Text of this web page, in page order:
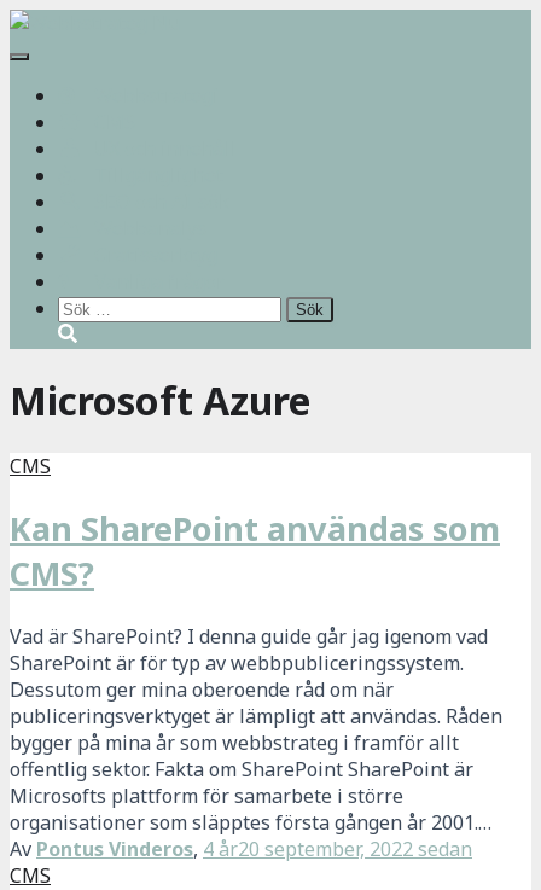
Slå
navigering
Sök
efter:
Microsoft Azure
CMS
Kan SharePoint användas som
CMS?
Vad är SharePoint? I denna guide går jag igenom vad
SharePoint är för typ av webbpubliceringssystem.
Dessutom ger mina oberoende råd om när
publiceringsverktyget är lämpligt att användas. Råden
bygger på mina år som webbstrateg i framför allt
offentlig sektor. Fakta om SharePoint SharePoint är
Microsofts plattform för samarbete i större
organisationer som släpptes första gången år 2001.…
Av Pontus Vinderos, 4 år20 september, 2022sedan
CMS